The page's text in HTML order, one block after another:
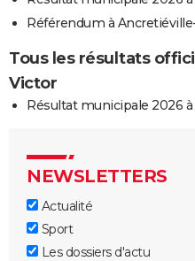
Référendum à
Tous les résultats
Victor
Résultat municipale 2026
NEWSLETTERS
Actualité
Sport
Les dossiers d'actu